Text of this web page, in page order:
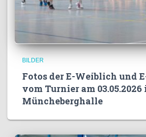
BILDER
Fotos der E-Weiblich und
vom Turnier am 03.05.2026
Müncheberghalle